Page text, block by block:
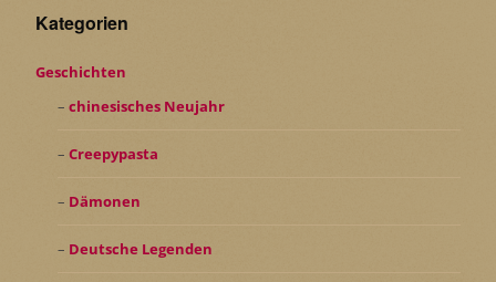
Kategorien
Geschichten
chinesisches Neujahr
Creepypasta
Dämonen
Deutsche Legenden